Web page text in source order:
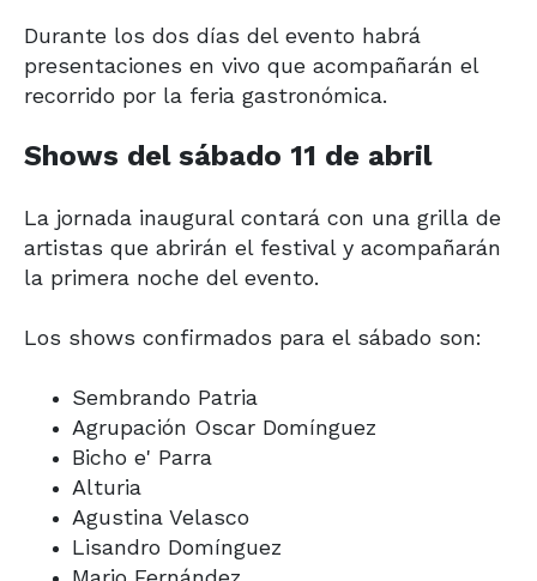
Durante los dos días del evento habrá
presentaciones en vivo que acompañarán el
recorrido por la feria gastronómica.
Shows del sábado 11 de abril
La jornada inaugural contará con una grilla de
artistas que abrirán el festival y acompañarán
la primera noche del evento.
Los shows confirmados para el sábado son:
Sembrando Patria
Agrupación Oscar Domínguez
Bicho e' Parra
Alturia
Agustina Velasco
Lisandro Domínguez